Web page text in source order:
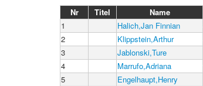
Nr
Titel Name
1
Halich,Jan Finnian
2
Klippstein,Arthur
3
Jablonski,Ture
4
Marrufo,Adriana
5
Engelhaupt,Henry